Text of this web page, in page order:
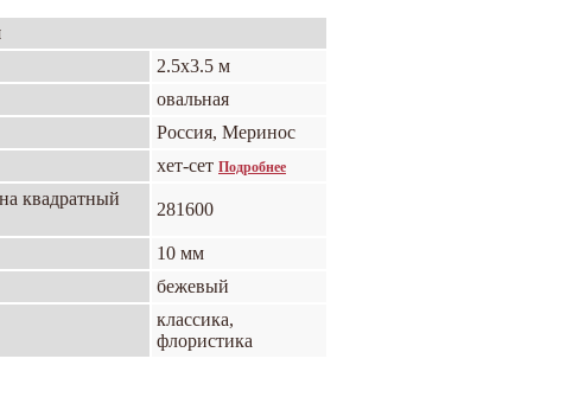
2.5х3.5 м
овальная
Россия, Меринос
хет-сет Подробнее
квадратный
281600
10 мм
бежевый
классика,
флористика